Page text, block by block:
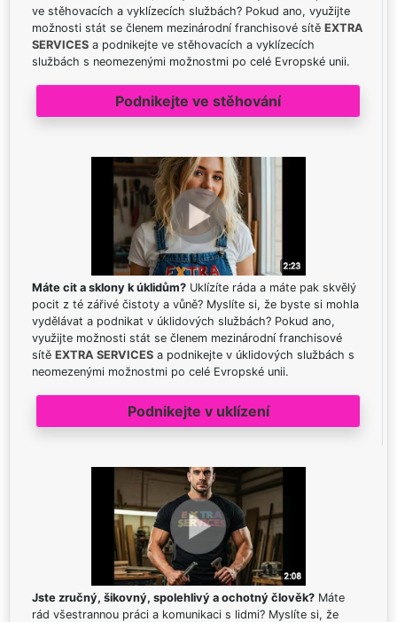
ve stěhovacích a vyklízecích službách? Pokud ano, využijte
možnosti stát se členem mezinárodní franchisové sítě EXTRA
SERVICES a podnikejte ve stěhovacích a vyklízecích
službách s neomezenými možnostmi po celé Evropské unii.
Podnikejte ve stěhování
Máte cit a sklony k úklidům? Uklízíte ráda a máte pak skvělý
pocit z té zářivé čistoty a vůně? Myslíte si, že byste si mohla
vydělávat a podnikat v úklidových službách? Pokud ano,
využijte možnosti stát se členem mezinárodní franchisové
sítě EXTRA SERVICES a podnikejte v úklidových službách s
neomezenými možnostmi po celé Evropské unii.
Podnikejte v uklízení
Jste zručný, šikovný, spolehlivý a ochotný člověk? Máte
rád všestrannou práci a komunikaci s lidmi? Myslíte si, že